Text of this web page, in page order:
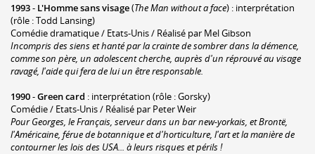
1993- L'Homme sans visage(The Man without a face) : interprétation
(rôle : Todd Lansing)
Comédie dramatique / Etats-Unis / Réalisé par Mel Gibson
Incompris des siens et hanté par la crainte de sombrer dans la démence,
comme son père, un adolescent cherche, auprès d'un réprouvé au visage
ravagé, l'aide qui fera de lui un être responsable.
1990-Green card : interprétation (rôle : Gorsky)
Comédie / Etats-Unis / Réalisé par Peter Weir
Pour Georges, le Français, serveur dans un bar new-yorkais, et Brontë,
l'Américaine, férue de botannique et d'horticulture, l'art et la manière de
contourner les lois des USA... à leurs risques et périls !